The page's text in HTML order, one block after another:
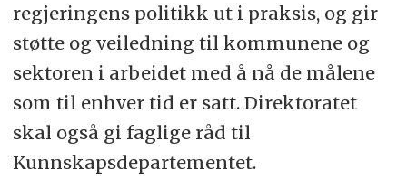
regjeringens politikk ut i praksis, og gir
støtte og veiledning til kommunene og
sektoren i arbeidet med å nå de målene
som til enhver tid er satt. Direktoratet
skal også gi faglige råd til
Kunnskapsdepartementet.